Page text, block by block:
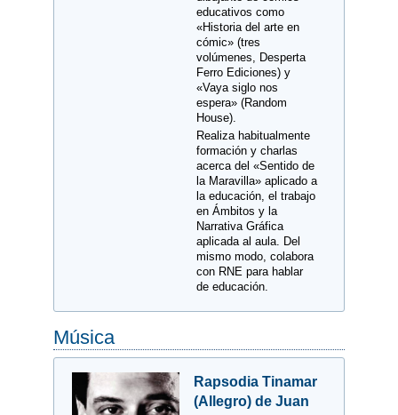
educativos como
«Historia del arte en
cómic» (tres
volúmenes, Desperta
Ferro Ediciones) y
«Vaya siglo nos
espera» (Random
House).
Realiza habitualmente
formación y charlas
acerca del «Sentido de
la Maravilla» aplicado a
la educación, el trabajo
en Ámbitos y la
Narrativa Gráfica
aplicada al aula. Del
mismo modo, colabora
con RNE para hablar
de educación.
Música
Rapsodia Tinamar
(Allegro) de Juan